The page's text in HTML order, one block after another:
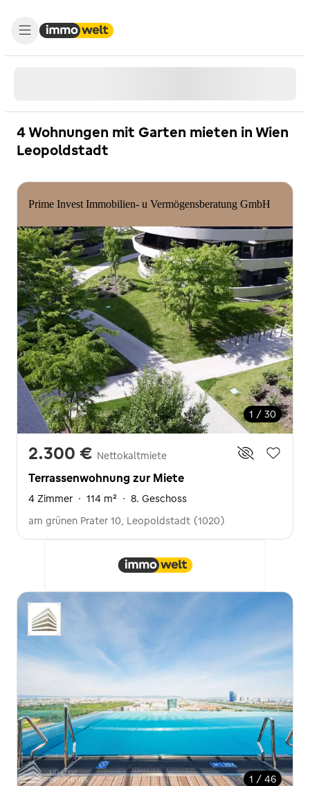
4 Wohnungen mit Garten mieten in Wien
Leopoldstadt
Prime Invest Immobilien- u Vermögensberatung GmbH
1 / 30
2.300 € Nettokaltmiete
Terrassenwohnung zur Miete
4 Zimmer · 114 m² · 8. Geschoss
am grünen Prater 10, Leopoldstadt (1020)
1 / 46